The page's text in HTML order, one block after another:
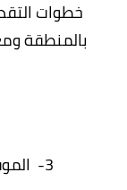
خطوات
بالمنطقة
3- الموقف من التجديد بالنسبة الذكور